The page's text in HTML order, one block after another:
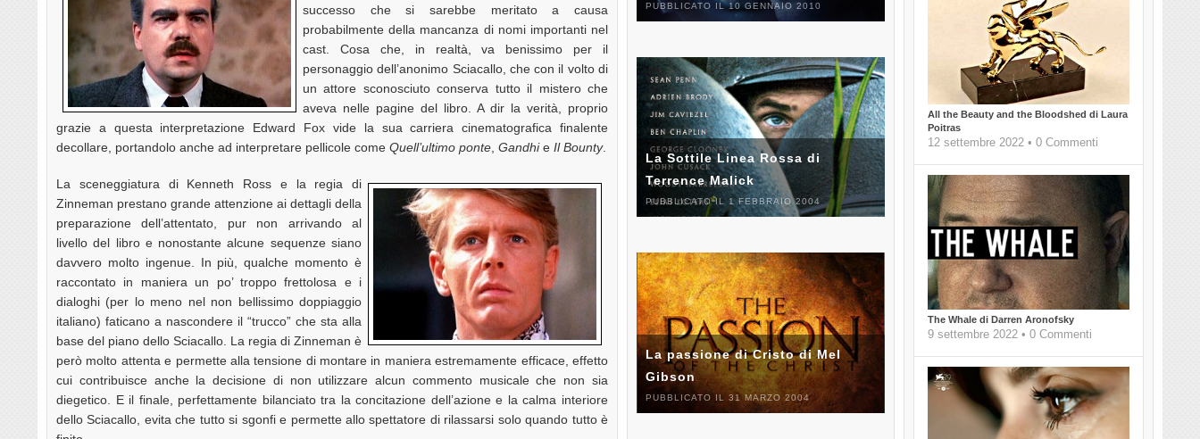
successo che si sarebbe meritato a causa
probabilmente della mancanza di nomi importanti nel
cast. Cosa che, in realtà, va benissimo per il
personaggio dell’anonimo Sciacallo, che con il volto di
un attore sconosciuto conserva tutto il mistero che
aveva nelle pagine del libro. A dir la verità, proprio
grazie a questa interpretazione Edward Fox vide la sua carriera cinematografica finalente
decollare, portandolo anche ad interpretare pellicole come Quell’ultimo ponte Gandhie Il Bounty.
La sceneggiatura di Kenneth Ross e la regia di
Zinneman prestano grande attenzione ai dettagli della
preparazione dell’attentato, pur non arrivando al
livello del libro e nonostante alcune sequenze siano
davvero molto ingenue. In più, qualche momento è
raccontato in maniera un po’ troppo frettolosa e i
dialoghi (per lo meno nel non bellissimo doppiaggio
italiano) faticano a nascondere il “trucco” che sta alla
base del piano dello Sciacallo. La regia di Zinneman è
però molto attenta e permette alla tensione di montare in maniera estremamente efficace, effetto
cui contribuisce anche la decisione di non utilizzare alcun commento musicale che non sia
diegetico. E il finale, perfettamente bilanciato tra la concitazione dell’azione e la calma interiore
dello Sciacallo, evita che tutto si sgonfi e permette allo spettatore di rilassarsi solo quando tutto è
All the Beauty and the Bloodshed di Laura
Poitras
12 settembre 2022 • 0 Commenti
The Whale di Darren Aronofsky
9 settembre 2022 • 0 Commenti
PUBBLICATO IL 10 GENNAIO 2010
La Sottile Linea Rossa di
Terrence Malick
PUBBLICATO IL 1 FEBBRAIO 2004
La passione di Cristo di Mel
Gibson
PUBBLICATO IL 31 MARZO 2004